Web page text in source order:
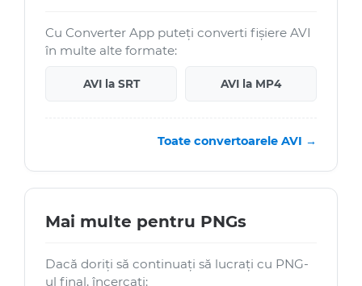
Cu Converter App puteți converti fișiere AVI
în multe alte formate:
AVI la SRT AVI la MP4
Toate convertoarele AVI →
Mai multe pentru PNGs
Dacă doriți să continuați să lucrați cu PNG-
ul final, încercați: